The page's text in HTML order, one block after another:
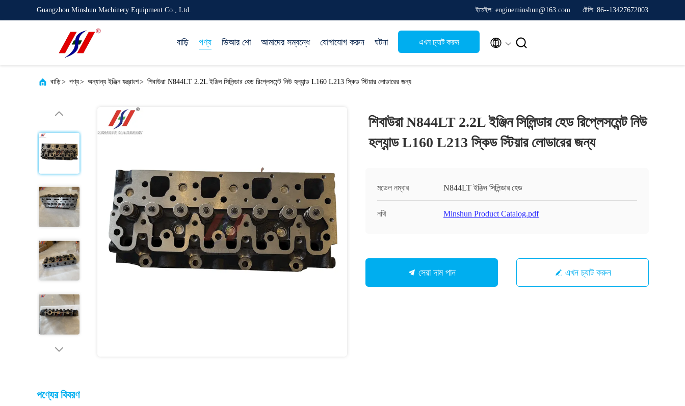
Guangzhou Minshun Machinery Equipment Co., Ltd. ইমেইল: engineminshun@163.com টেলি: 86--13427672003
বাড়ি পণ্য ভিআর শো আমাদের সম্বন্ধে যোগাযোগ করুন ঘটনা এখন চ্যাট করুন  
বাড়ি> পণ্য> অন্যান্য ইঞ্জিন যন্ত্রাংশ> শিবাউরা N844LT 2.2L ইঞ্জিন সিলিন্ডার হেড রিপ্লেসমেন্ট নিউ হল্যান্ড L160 L213 স্কিড স্টিয়ার লোডারের জন্য
শিবাউরা N844LT 2.2L ইঞ্জিন সিলিন্ডার হেড রিপ্লেসমেন্ট নিউ
হল্যান্ড L160 L213 স্কিড স্টিয়ার লোডারের জন্য
মডেল নম্বার N844LT ইঞ্জিন সিলিন্ডার হেড
নথি Minshun Product Catalog.pdf
সেরা দাম পান এখন চ্যাট করুন
পণ্যের বিবরণ